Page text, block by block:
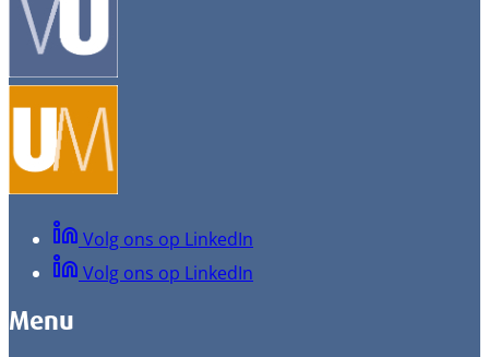
Volg ons op LinkedIn
Volg ons op LinkedIn
Menu